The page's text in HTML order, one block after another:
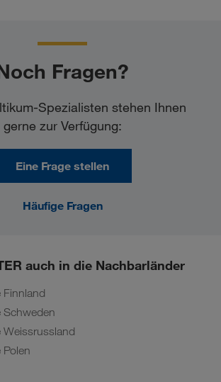
Fragen?
Spezialisten stehen Ihnen
gerne zur Verfügung:
Eine Frage stellen
Häufige Fragen
auch in die Nachbarländer
Finnland
Schweden
Weissrussland
Polen